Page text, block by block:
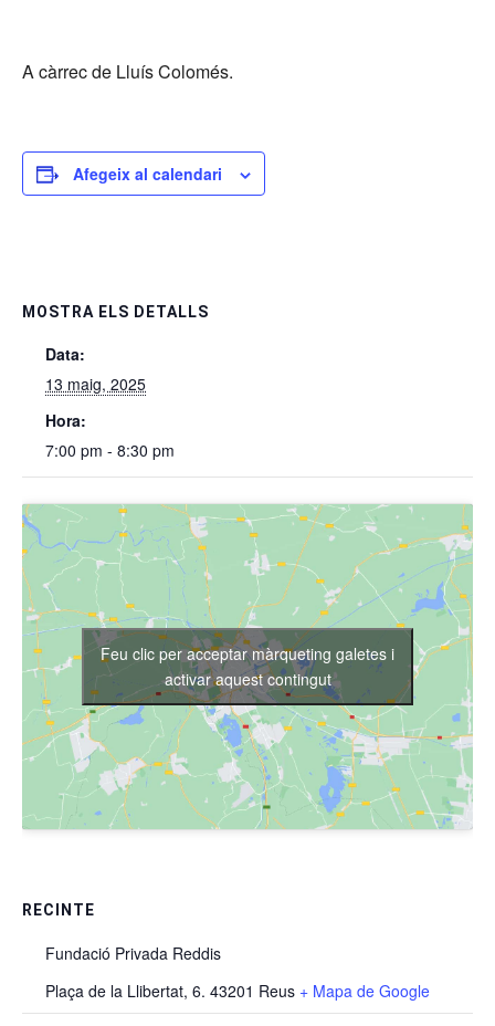
A càrrec de Lluís Colomés.
Afegeix al calendari
MOSTRA ELS DETALLS
Data:
13 maig, 2025
Hora:
7:00 pm - 8:30 pm
RECINTE
Fundació Privada Reddis
Plaça de la Llibertat, 6. 43201 Reus + Mapa de Google
Feu clic per acceptar màrqueting galetes i
activar aquest contingut